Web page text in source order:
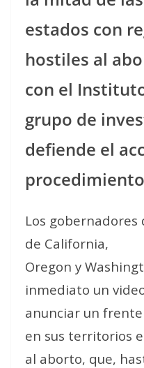
estados con
hostiles al
con el
grupo de
defiende el
Los
de California,
Oregon y
inmediato un
anunciar un
en sus territorios
al aborto, que,